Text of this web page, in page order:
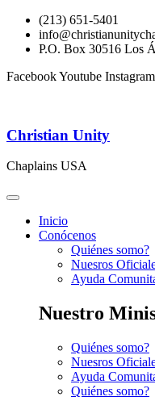
(213) 651-5401
P.O. Box 30516 Los
FacebookYoutube Instagram
Christian Unity
Chaplains USA
Inicio
Conócenos
Quiénes somo?
Nuesros
Ayuda
Nuestro
Quiénes somo?
Nuesros
Ayuda
Quiénes somo?